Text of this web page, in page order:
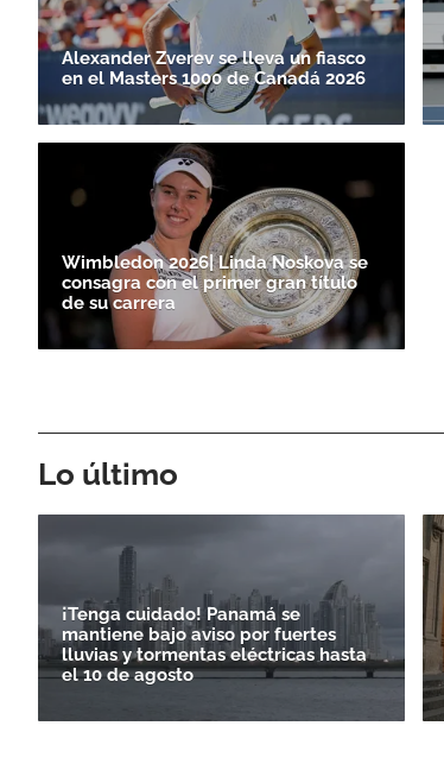
Alexander Zverev se lleva un fiasco
en el Masters 1000 de Canadá 2026
Wimbledon 2026| Linda Noskova se
consagra con el primer gran título
de su carrera
Lo último
¡Tenga cuidado! Panamá se
mantiene bajo aviso por fuertes
lluvias y tormentas eléctricas hasta
el 10 de agosto